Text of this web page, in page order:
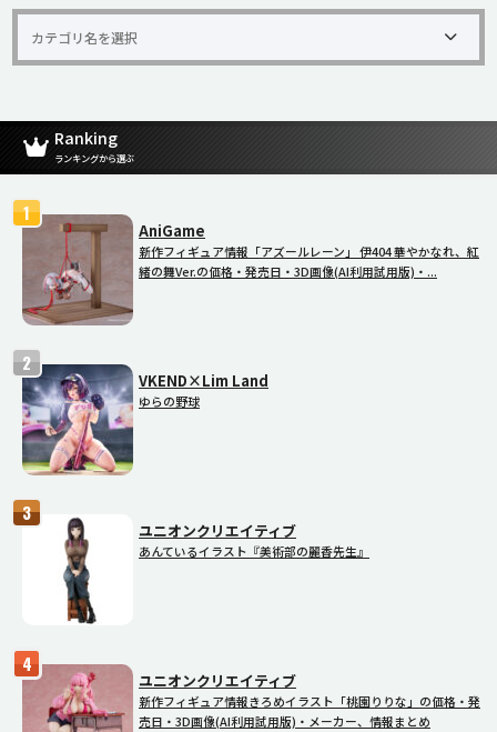
Ranking
ランキングから選ぶ
AniGame
新作フィギュア情報「アズールレーン」 伊404 華やかなれ、紅
緒の舞Ver.の価格・発売日・3D画像(AI利用試用版)・...
VKEND×Lim Land
ゆらの野球
ユニオンクリエイティブ
あんているイラスト『美術部の麗香先生』
ユニオンクリエイティブ
新作フィギュア情報きろめイラスト「桃園りりな」の価格・発
売日・3D画像(AI利用試用版)・メーカー、情報まとめ